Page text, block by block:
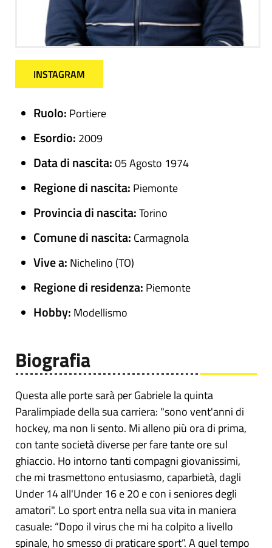
INSTAGRAM
Ruolo: Portiere
Esordio: 2009
Data di nascita:05 Agosto 1974
Regione di nascita: Piemonte
Provincia di nascita:Torino
Comune di nascita: Carmagnola
Vive a: Nichelino (TO)
Regione di residenza: Piemonte
Hobby: Modellismo
Biografia
Questa alle porte sarà per Gabriele la quinta
Paralimpiade della sua carriera: "sono vent'anni di
hockey, ma non li sento. Mi alleno più ora di prima,
con tante società diverse per fare tante ore sul
ghiaccio. Ho intorno tanti compagni giovanissimi,
che mi trasmettono entusiasmo, caparbietà, dagli
Under 14 all'Under 16 e 20 e con i seniores degli
amatori". Lo sport entra nella sua vita in maniera
casuale: “Dopo il virus che mi ha colpito a livello
spinale, ho smesso di praticare sport”. A quel tempo